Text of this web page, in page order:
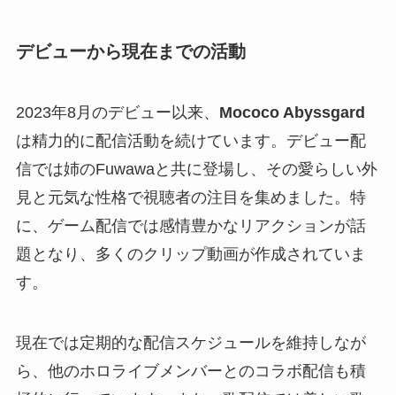
デビューから現在までの活動
2023年8月のデビュー以来、 Mococo Abyssgard
は精力的に配信活動を続けています。デビュー配
信では姉のFuwawaと共に登場し、その愛らしい外
見と元気な性格で視聴者の注目を集めました。特
に、ゲーム配信では感情豊かなリアクションが話
題となり、多くのクリップ動画が作成されていま
す。
現在では定期的な配信スケジュールを維持しなが
ら、他のホロライブメンバーとのコラボ配信も積